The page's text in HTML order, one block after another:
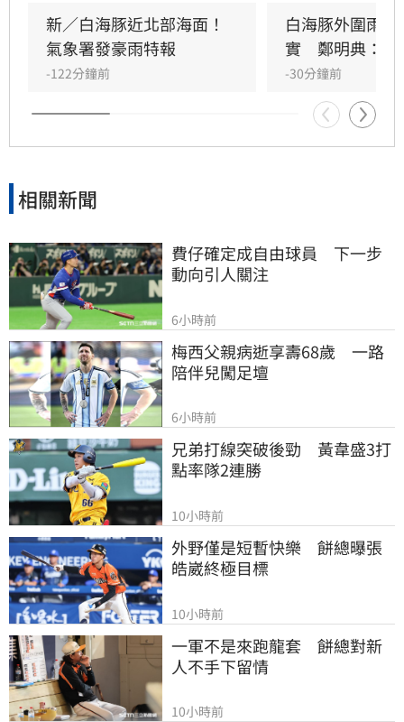
北部海面，對臺灣北部海面及臺灣東北部海面構
成威脅，預計白海豚強度有稍減弱且暴風圈有縮
小的趨勢，最快明日中午前解除海上颱風警報。
新／白海豚近北部海面！
氣象署發豪雨特報
-122分鐘前
白海豚外圍雨
實　鄭明典：別
-30分鐘前
相關新聞
費仔確定成自由球員　下一步
動向引人關注
6小時前
梅西父親病逝享壽68歲　一路
陪伴兒闖足壇
6小時前
兄弟打線突破後勁　黃韋盛3打
點率隊2連勝
10小時前
外野僅是短暫快樂　餅總曝張
皓崴終極目標
10小時前
一軍不是來跑龍套　餅總對新
人不手下留情
10小時前